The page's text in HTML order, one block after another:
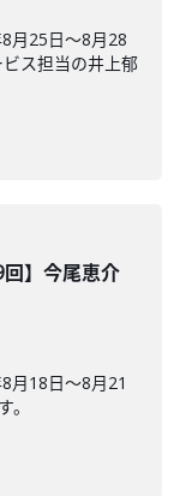
月25日〜8月28
ス担当の井上郁
回】今尾恵介
月18日〜8月21